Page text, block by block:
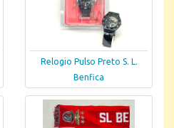
Relogio Pulso Preto S. L.
Benfica